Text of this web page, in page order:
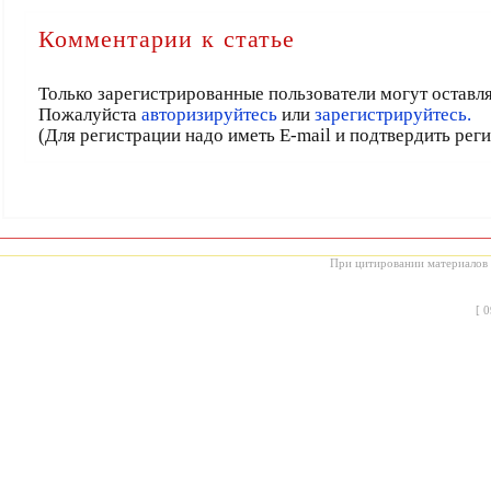
Комментарии к статье
Только зарегистрированные пользователи могут
Пожалуйста авторизируйтесьили зарегистрируйтесь.
(Для регистрации надо иметь E-mail и подтвердить
При цитировании материалов
[